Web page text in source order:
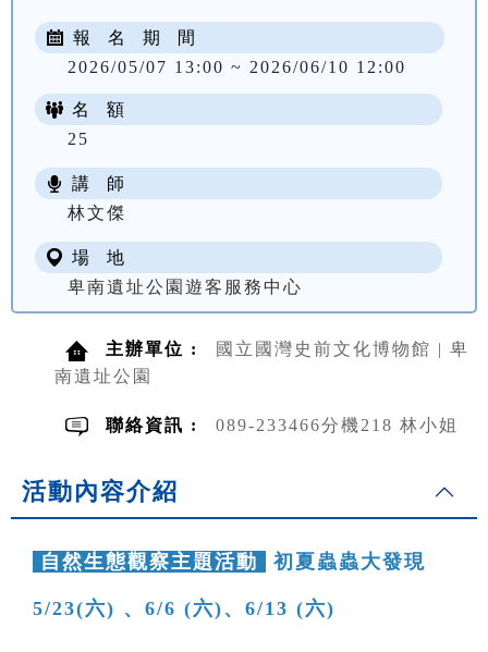
報 名 期 間
2026/05/07 13:00 ~ 2026/06/10 12:00
名 額
25
講 師
林文傑
場 地
卑南遺址公園遊客服務中心
主辦單位 :
國立國灣史前文化博物館 | 卑
南遺址公園
聯絡資訊 : 089-233466分機218 林小姐
活動內容介紹
自然生態觀察主題活動 初夏蟲蟲大發現
5/23(六) 、6/6 (六)、6/13 (六)